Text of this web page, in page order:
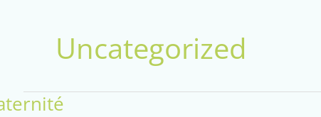
Uncategorized